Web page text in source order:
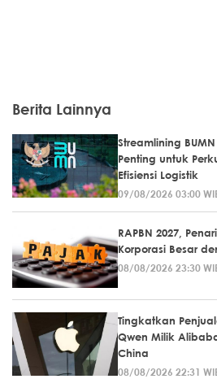
Berita Lainnya
Streamlining
Penting untuk
Efisiensi Logistik
09/08/2026 03:00
RAPBN 2027,
Korporasi Besar
08/08/2026 23:30
Tingkatkan
Qwen Milik
China
08/08/2026 22:31